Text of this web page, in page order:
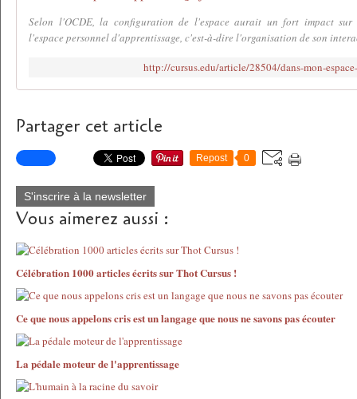
Selon l'OCDE, la configuration de l'espace aurait un fort impact sur
l'espace personnel d'apprentissage, c'est-à-dire l'organisation de son
http://cursus.edu/article/28504/dans-mon-
Partager cet article
Repost 0
S'inscrire à la newsletter
Vous aimerez aussi :
Célébration 1000 articles écrits sur Thot Cursus !
Ce que nous appelons cris est un langage que nous ne savons pas écouter
La pédale moteur de l'apprentissage